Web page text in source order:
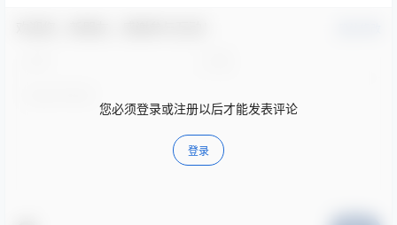
您必须登录或注册以后才能发表评论
登录